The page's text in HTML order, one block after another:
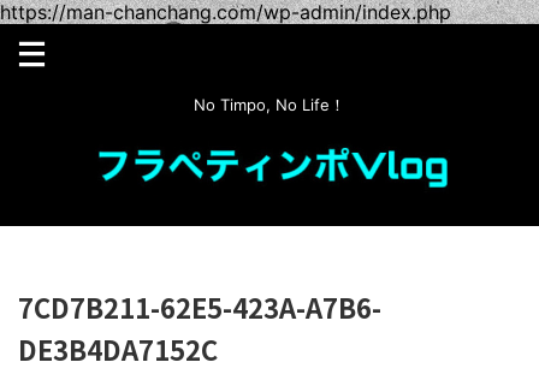
https://man-chanchang.com/wp-admin/index.php
No Timpo, No Life！
7CD7B211-62E5-423A-A7B6-
DE3B4DA7152C